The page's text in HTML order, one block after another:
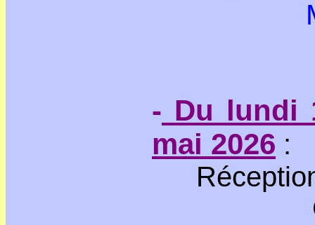
- Du lundi
mai 2026 :